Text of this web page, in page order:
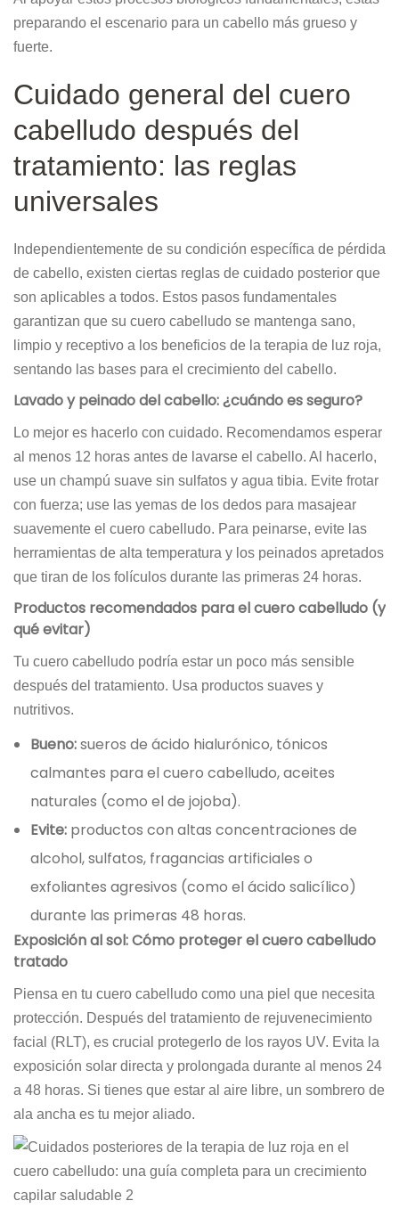
preparando el escenario para un cabello más grueso y
fuerte.
Cuidado general del cuero
cabelludo después del
tratamiento: las reglas
universales
Independientemente de su condición específica de pérdida
de cabello, existen ciertas reglas de cuidado posterior que
son aplicables a todos. Estos pasos fundamentales
garantizan que su cuero cabelludo se mantenga sano,
limpio y receptivo a los beneficios de la terapia de luz roja,
sentando las bases para el crecimiento del cabello.
Lavado y peinado del cabello: ¿cuándo es seguro?
Lo mejor es hacerlo con cuidado. Recomendamos esperar
al menos 12 horas antes de lavarse el cabello. Al hacerlo,
use un champú suave sin sulfatos y agua tibia. Evite frotar
con fuerza; use las yemas de los dedos para masajear
suavemente el cuero cabelludo. Para peinarse, evite las
herramientas de alta temperatura y los peinados apretados
que tiran de los folículos durante las primeras 24 horas.
Productos recomendados para el cuero cabelludo (y
qué evitar)
Tu cuero cabelludo podría estar un poco más sensible
después del tratamiento. Usa productos suaves y
nutritivos.
Bueno:sueros de ácido hialurónico, tónicos
calmantes para el cuero cabelludo, aceites
naturales (como el de jojoba).
Evite: productos con altas concentraciones de
alcohol, sulfatos, fragancias artificiales o
exfoliantes agresivos (como el ácido salicílico)
durante las primeras 48 horas.
Exposición al sol: Cómo proteger el cuero cabelludo
tratado
Piensa en tu cuero cabelludo como una piel que necesita
protección. Después del tratamiento de rejuvenecimiento
facial (RLT), es crucial protegerlo de los rayos UV. Evita la
exposición solar directa y prolongada durante al menos 24
a 48 horas. Si tienes que estar al aire libre, un sombrero de
ala ancha es tu mejor aliado.